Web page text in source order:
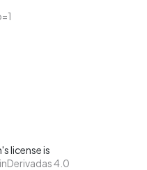
license is
4.0